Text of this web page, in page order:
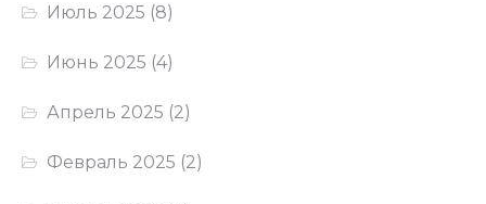
Июль 2025 (8)
Июнь 2025 (4)
Апрель 2025 (2)
Февраль 2025 (2)